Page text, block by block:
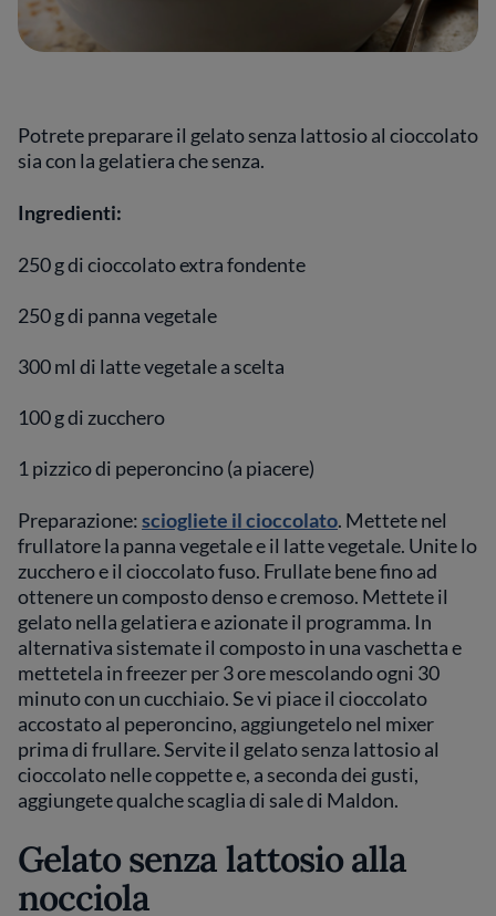
Potrete preparare il gelato senza lattosio al cioccolato
sia con la gelatiera che senza.
Ingredienti:
250 g di cioccolato extra fondente
250 g di panna vegetale
300 ml di latte vegetale a scelta
100 g di zucchero
1 pizzico di peperoncino (a piacere)
Preparazione:sciogliete il cioccolato. Mettete nel
frullatore la panna vegetale e il latte vegetale. Unite lo
zucchero e il cioccolato fuso. Frullate bene fino ad
ottenere un composto denso e cremoso. Mettete il
gelato nella gelatiera e azionate il programma. In
alternativa sistemate il composto in una vaschetta e
mettetela in freezer per 3 ore mescolando ogni 30
minuto con un cucchiaio. Se vi piace il cioccolato
accostato al peperoncino, aggiungetelo nel mixer
prima di frullare. Servite il gelato senza lattosio al
cioccolato nelle coppette e, a seconda dei gusti,
aggiungete qualche scaglia di sale di Maldon.
Gelato senza lattosio alla
nocciola